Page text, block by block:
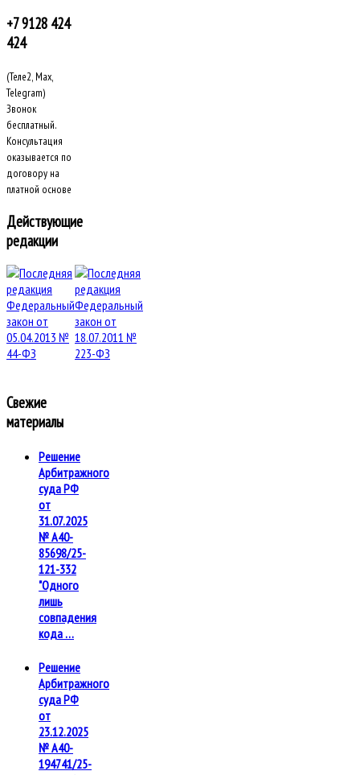
+7 9128 424
424
(Теле2, Max,
Telegram)
Звонок
бесплатный.
Консультация
оказывается по
договору на
платной основе
Действующие
редакции
Свежие
материалы
Решение
Арбитражного
суда РФ
от
31.07.2025
№ А40-
85698/25-
121-332
"Одного
лишь
совпадения
кода …
Решение
Арбитражного
суда РФ
от
23.12.2025
№ А40-
194741/25-